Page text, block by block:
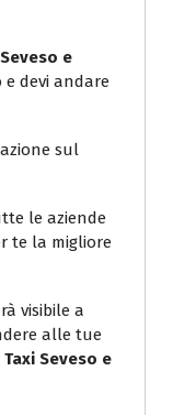
e
e devi andare
sul
le aziende
te la migliore
visibile a
alle tue
Seveso e